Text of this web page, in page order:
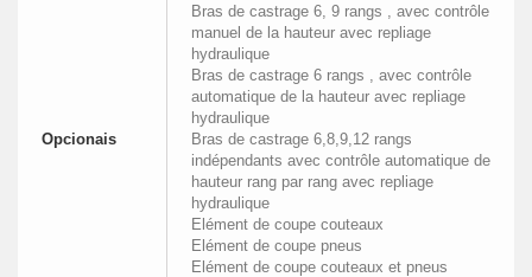
Opcionais
Bras de castrage 6, 9 rangs , avec contrôle
manuel de la hauteur avec repliage
hydraulique
Bras de castrage 6 rangs , avec contrôle
automatique de la hauteur avec repliage
hydraulique
Bras de castrage 6,8,9,12 rangs
indépendants avec contrôle automatique de
hauteur rang par rang avec repliage
hydraulique
Elément de coupe couteaux
Elément de coupe pneus
Elément de coupe couteaux et pneus